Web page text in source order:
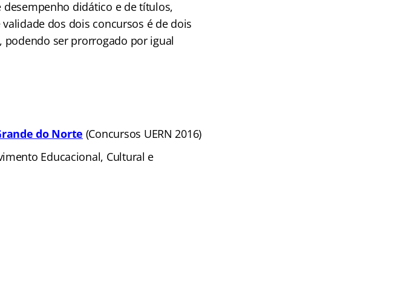
desempenho didático e de títulos,
dos dois concursos é de dois
ser prorrogado por igual
do Norte (Concursos UERN 2016)
Educacional, Cultural e